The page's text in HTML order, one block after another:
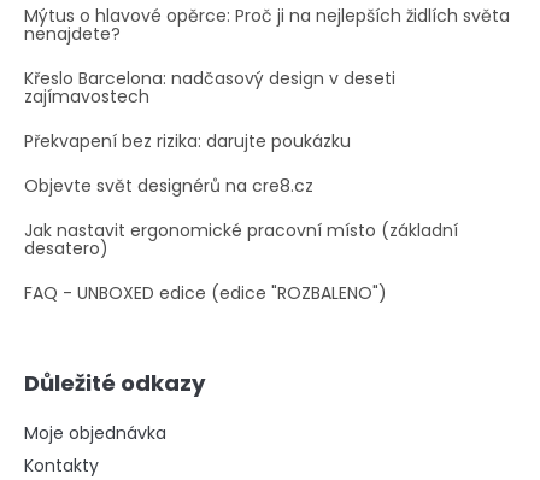
Mýtus o hlavové opěrce: Proč ji na nejlepších židlích světa
nenajdete?
Křeslo Barcelona: nadčasový design v deseti
zajímavostech
Překvapení bez rizika: darujte poukázku
Objevte svět designérů na cre8.cz
Jak nastavit ergonomické pracovní místo (základní
desatero)
FAQ - UNBOXED edice (edice "ROZBALENO")
Důležité odkazy
Moje objednávka
Kontakty